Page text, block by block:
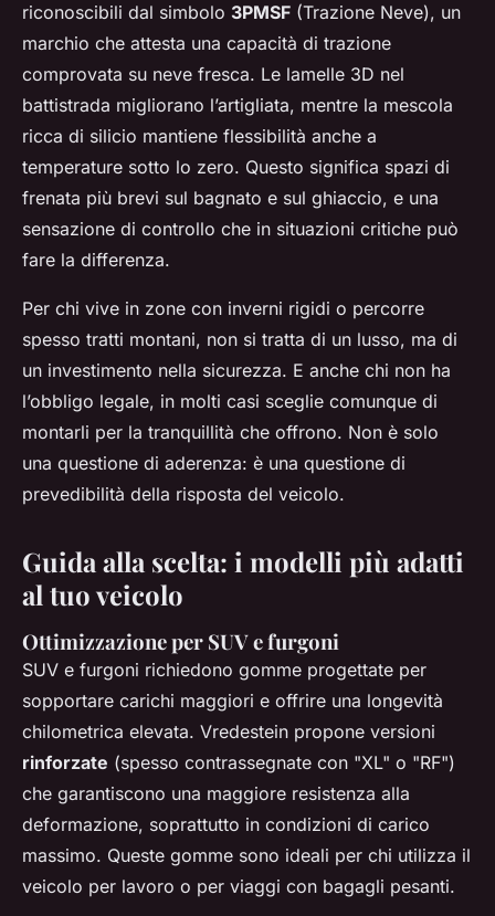
riconoscibili dal simbolo 3PMSF (Trazione Neve), un
marchio che attesta una capacità di trazione
comprovata su neve fresca. Le lamelle 3D nel
battistrada migliorano l’artigliata, mentre la mescola
ricca di silicio mantiene flessibilità anche a
temperature sotto lo zero. Questo significa spazi di
frenata più brevi sul bagnato e sul ghiaccio, e una
sensazione di controllo che in situazioni critiche può
fare la differenza.
Per chi vive in zone con inverni rigidi o percorre
spesso tratti montani, non si tratta di un lusso, ma di
un investimento nella sicurezza. E anche chi non ha
l’obbligo legale, in molti casi sceglie comunque di
montarli per la tranquillità che offrono. Non è solo
una questione di aderenza: è una questione di
prevedibilità della risposta del veicolo.
Guida alla scelta: i modelli più adatti
al tuo veicolo
Ottimizzazione per SUV e furgoni
SUV e furgoni richiedono gomme progettate per
sopportare carichi maggiori e offrire una longevità
chilometrica elevata. Vredestein propone versioni
rinforzate (spesso contrassegnate con "XL" o "RF")
che garantiscono una maggiore resistenza alla
deformazione, soprattutto in condizioni di carico
massimo. Queste gomme sono ideali per chi utilizza il
veicolo per lavoro o per viaggi con bagagli pesanti.